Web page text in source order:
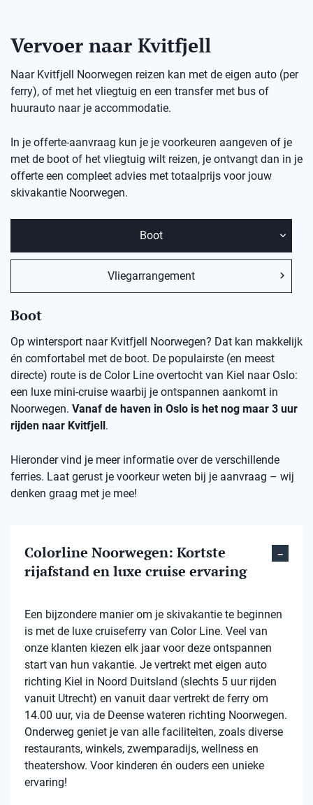
Vervoer naar Kvitfjell
Naar Kvitfjell Noorwegen reizen kan met de eigen auto (per
ferry), of met het vliegtuig en een transfer met bus of
huurauto naar je accommodatie.
In je offerte-aanvraag kun je je voorkeuren aangeven of je
met de boot of het vliegtuig wilt reizen, je ontvangt dan in je
offerte een compleet advies met totaalprijs voor jouw
skivakantie Noorwegen.
Boot
Vliegarrangement
Boot
Op wintersport naar Kvitfjell Noorwegen? Dat kan makkelijk
én comfortabel met de boot. De populairste (en meest
directe) route is de Color Line overtocht van Kiel naar Oslo:
een luxe mini-cruise waarbij je ontspannen aankomt in
Noorwegen. Vanaf de haven in Oslo is het nog maar 3 uur
rijden naar Kvitfjell.
Hieronder vind je meer informatie over de verschillende
ferries. Laat gerust je voorkeur weten bij je aanvraag – wij
denken graag met je mee!
Colorline Noorwegen: Kortste
rijafstand en luxe cruise ervaring
Een bijzondere manier om je skivakantie te beginnen
is met de luxe cruiseferry van Color Line. Veel van
onze klanten kiezen elk jaar voor deze ontspannen
start van hun vakantie. Je vertrekt met eigen auto
richting Kiel in Noord Duitsland (slechts 5 uur rijden
vanuit Utrecht) en vanuit daar vertrekt de ferry om
14.00 uur, via de Deense wateren richting Noorwegen.
Onderweg geniet je van alle faciliteiten, zoals diverse
restaurants, winkels, zwemparadijs, wellness en
theatershow. Voor kinderen én ouders een unieke
ervaring!